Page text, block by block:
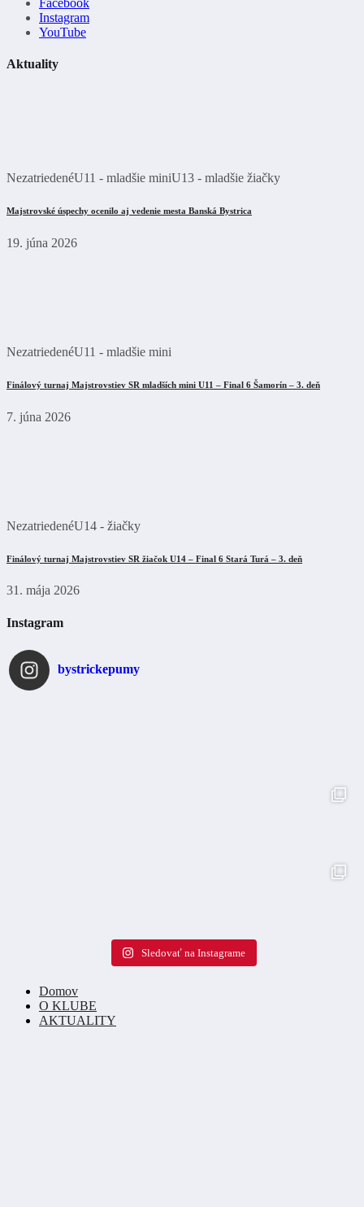
Facebook
Instagram
YouTube
Aktuality
NezatriedenéU11 - mladšie miniU13 - mladšie žiačky
Majstrovské úspechy ocenilo aj vedenie mesta Banská Bystrica
19. júna 2026
NezatriedenéU11 - mladšie mini
Finálový turnaj Majstrovstiev SR mladších mini U11 – Final 6 Šamorín – 3. deň
7. júna 2026
NezatriedenéU14 - žiačky
Finálový turnaj Majstrovstiev SR žiačok U14 – Final 6 Stará Turá – 3. deň
31. mája 2026
Instagram
bystrickepumy
Sledovať na Instagrame
Domov
O KLUBE
AKTUALITY